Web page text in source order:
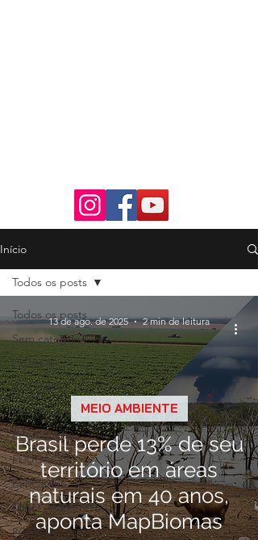
Início
Todos os posts
Sem categoria
CIDADE
CULTURA
DESTAQUE
ECONOMIA
EDUCAÇÃO
ESPORTES
MEIO AMBIENTE
POLÍCIA
Todos os posts
Brasil perde 13% de seu
território em áreas
naturais em 40 anos,
aponta MapBiomas
MEIO AMBIENTE
13 de ago. de 2025 2 min de leitura